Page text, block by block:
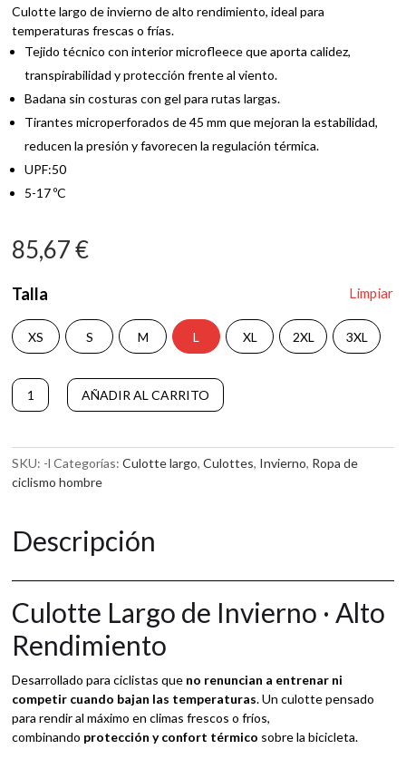
Culotte largo de invierno de alto rendimiento, ideal para
temperaturas frescas o frías.
Tejido técnico con interior microfleece que aporta calidez,
transpirabilidad y protección frente al viento.
Badana sin costuras con gel para rutas largas.
Tirantes microperforados de 45 mm que mejoran la estabilidad,
reducen la presión y favorecen la regulación térmica.
UPF:50
5-17 ºC
85,67€
Talla
XS S M L XL 2XL 3XL
Limpiar
Culotte
Largo
Rosa
cantidad
AÑADIR AL CARRITO
e
r
e
SKU: -l Categorías:Culotte largo,Culottes, Invierno, Ropa de
ciclismo hombre
Descripción
Culotte Largo de Invierno · Alto
Rendimiento
Desarrollado para ciclistas que no renuncian a entrenar ni
competir cuando bajan las temperaturas. Un culotte pensado
para rendir al máximo en climas frescos o fríos,
combinando protección y confort térmico sobre la bicicleta.